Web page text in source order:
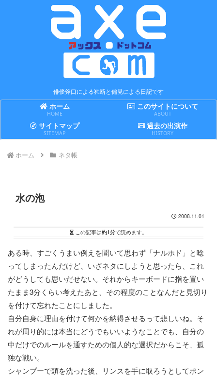
俳優斧口による独断と偏見による日記です
ホーム
HOME
このサイトについて
ABOUT
サイトマップ
SITEMAP
過去の出演作
HISTORY
ホーム ネタ帳
水の泡
2008.11.01
この記事は約1分で読めます。
ある時、すごくうまい例えを聞いて思わず「ナルホド」と唸
ってしまったんだけど、いざネタにしようと思ったら、これ
がどうしても思いだせない。それからキーボードに指を置い
たまま3分くらい考えたあと、その程度のことなんだと見切り
を付けて忘れたことにしました。
自分自身に理由を付けて何かを納得させるって悲しいね。そ
れが周り的には本当にどうでもいいようなことでも、自分の
中だけでのルールを通すための個人的な選択だからこそ、孤
独な戦い。
シャンプーで頭を洗った後、リンスを手に取ろうとしてポン